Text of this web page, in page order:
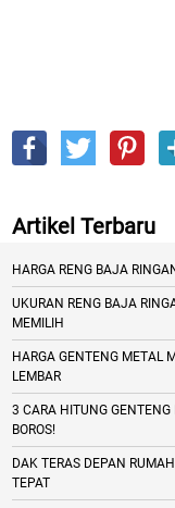
Artikel Terbaru
HARGA RENG BAJA
UKURAN RENG BAJA
MEMILIH
HARGA GENTENG METAL
LEMBAR
3 CARA HITUNG GENTENG
BOROS!
DAK TERAS DEPAN
TEPAT